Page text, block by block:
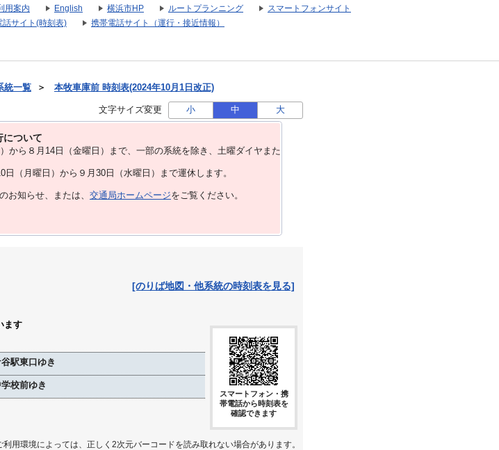
用案内 English 横浜市HP ルートプランニング
スマートフォンサイト
話サイト(時刻表) 携帯電話サイト（運行・接近情報）
統一覧 ＞ 本牧車庫前 時刻表(2024年10月1日改正)
文字サイズ変更 小 中 大
について
から８⽉14⽇（金曜日）まで、⼀部の系統を除き、⼟曜ダイヤまた
（月曜日）から９月30日（水曜日）まで運休します。
お知らせ、または、 交通局ホームページをご覧ください。
[のりば地図・他系統の時刻表を見る]
ます
駅東口ゆき
校前ゆき
スマートフォン・携
帯電話から時刻表を
確認できます
用環境によっては、正しく2次元バーコードを読み取れない場合があります。